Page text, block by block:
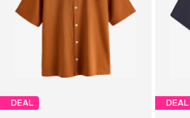
DEAL DEAL